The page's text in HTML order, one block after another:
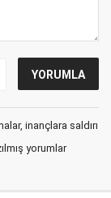
inançlara saldırı
yorumlar